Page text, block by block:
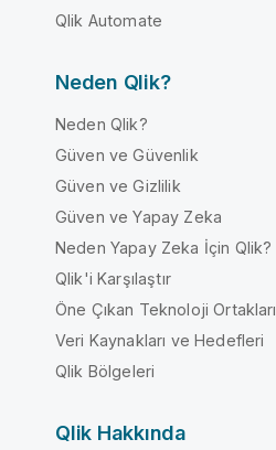
Qlik Automate
Neden Qlik?
Neden Qlik?
Güven ve Güvenlik
Güven ve Gizlilik
Güven ve Yapay Zeka
Neden Yapay Zeka İçin Qlik?
Qlik'i Karşılaştır
Öne Çıkan Teknoloji Ortakları
Veri Kaynakları ve Hedefleri
Qlik Bölgeleri
Qlik Hakkında